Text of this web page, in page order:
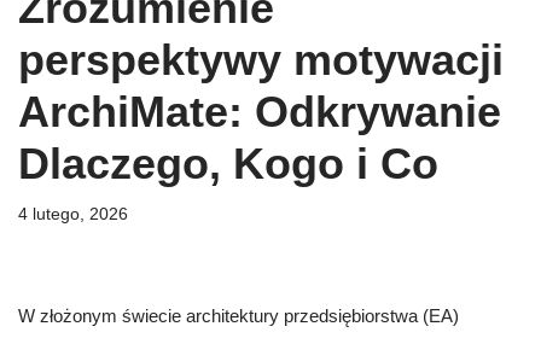
perspektywy motywacji
ArchiMate: Odkrywanie
Dlaczego, Kogo i Co
4 lutego, 2026
W złożonym świecie architektury przedsiębiorstwa (EA)